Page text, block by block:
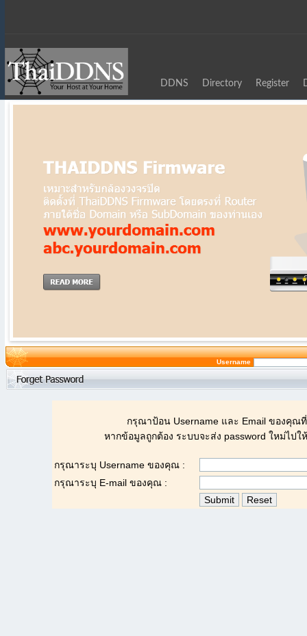
DDNS Directory Register
Username
กรุณาป้อน Username และ Email ของคุณ
หากข้อมูลถูกต้อง ระบบจะส่ง password ใหม่ไปใ
กรุณาระบุ Username ของคุณ :
กรุณาระบุ E-mail ของคุณ :